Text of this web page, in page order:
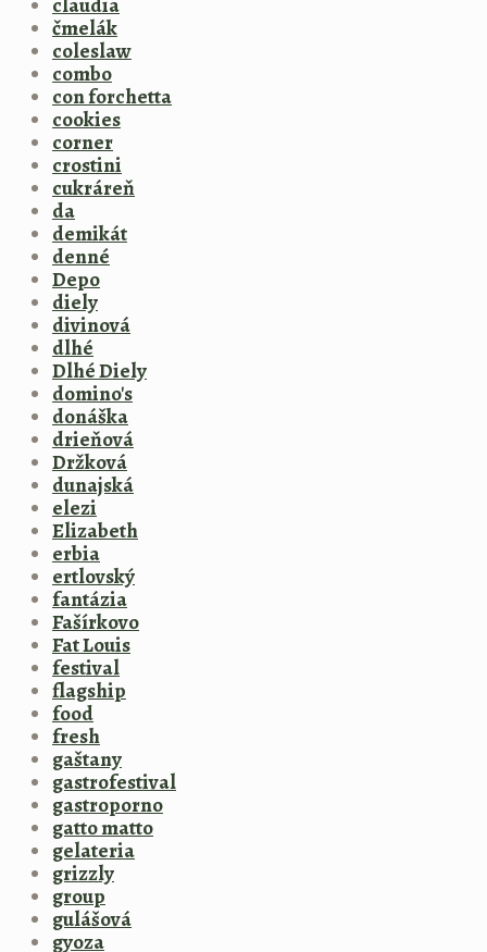
claudia
čmelák
coleslaw
combo
con forchetta
cookies
corner
crostini
cukráreň
da
demikát
denné
Depo
diely
divinová
dlhé
Dlhé Diely
domino's
donáška
drieňová
Držková
dunajská
elezi
Elizabeth
erbia
ertlovský
fantázia
Fašírkovo
Fat Louis
festival
flagship
food
fresh
gaštany
gastrofestival
gastroporno
gatto matto
gelateria
grizzly
group
gulášová
gyoza